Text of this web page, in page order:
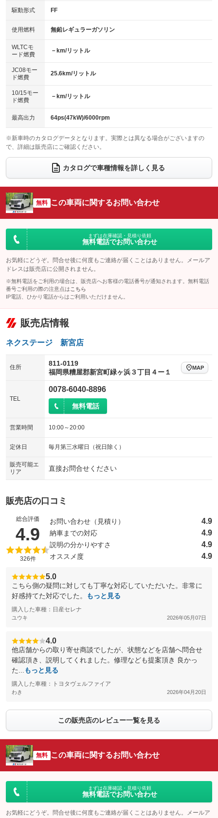
USB入力端子
：装備あり
100V電源
：装備なし
センターデフロック
：装備なし
電動格納ミラー
：装備あり
HID(キセノンライト)
バックカメラ
エアロ
：装備なし
ローダウン
：装備なし
ベンチシート
：装備あり
チップアップシート
：装備なし
電動格納サードシート
：装備なし シートヒーター
：装備あり
ウォークスルー
電動リアゲート フロントカメラ
：装備あり
シートエアコン
：装備なし 全周囲カメラ
：装備あり
サイドカメラ
：装備あり ルーフレール
：装備なし
エアサスペンション ヘッドライトウォッシャー
駆動形式 FF
使用燃料 無鉛レギュラーガソリン
WLTCモ
ード燃費
－km/リットル
JC08モー
ド燃費
25.6km/リットル
10/15モー
ド燃費
－km/リットル
最高出力 64ps(47kW)/6000rpm
※新車時のカタログデータとなります。実際とは異なる場合がございますの
で、詳細は販売店にご確認ください。
カタログで車種情報を詳しく見る
無料 この車両に関するお問い合わせ
まずは在庫確認・見積り依頼
無料電話でお問い合わせ
お気軽にどうぞ。問合せ後に何度もご連絡が届くことはありません。メールア
ドレスは販売店に公開されません。
※無料電話をご利用の場合は、販売店へお客様の電話番号が通知されます。無料電話
番号ご利用の際の注意点は こちら
IP電話、ひかり電話からはご利用いただけません。
販売店情報
ネクステージ 新宮店
住所
811-0119
福岡県糟屋郡新宮町緑ヶ浜３丁目４ー１
MAP
TEL
0078-6040-8896
無料電話
営業時間 10:00～20:00
定休日 毎月第三水曜日（祝日除く）
販売可能エ
リア
直接お問合せください
販売店の口コミ
総合評価
4.9 （5点満点中）
326件
お問い合わせ（見積り） 4.9
納車までの対応 4.9
説明の分かりやすさ 4.9
オススメ度 4.9
5.0
こちら側の疑問に対しても丁寧な対応していただいた。非常に
好感持てた対応でした。
もっと見る
購入した車種：日産セレナ
ユウキ 2026年05月07日
4.0
他店舗からの取り寄せ商談でしたが、状態などを店舗へ問合せ
確認頂き、説明してくれました。修理なども提案頂き 良かっ
た...
もっと見る
購入した車種：トヨタヴェルファイア
わき 2026年04月20日
この販売店のレビュー一覧を見る
無料 この車両に関するお問い合わせ
まずは在庫確認・見積り依頼
無料電話でお問い合わせ
お気軽にどうぞ。問合せ後に何度もご連絡が届くことはありません。メールア